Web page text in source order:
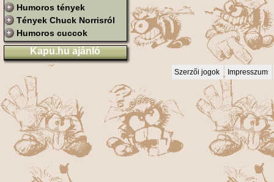
Humoros tények
Tények Chuck Norrisról
Humoros cuccok
Kapu.hu ajánló
Szerzői jogok Impresszum